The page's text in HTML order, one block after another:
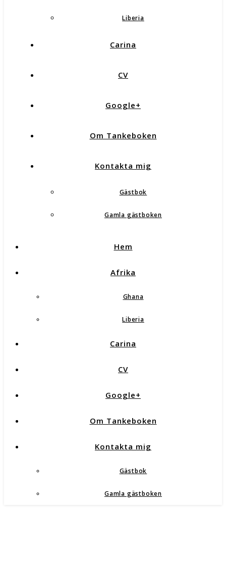
Liberia
Carina
CV
Google+
Om Tankeboken
Kontakta mig
Gästbok
Gamla gästboken
Hem
Afrika
Ghana
Liberia
Carina
CV
Google+
Om Tankeboken
Kontakta mig
Gästbok
Gamla gästboken